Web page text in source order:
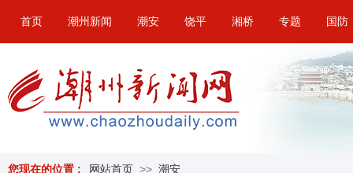
首页 潮州新闻 潮安 饶平 湘桥 专题 国防
您现在的位置 : 网站首页 >> 潮安